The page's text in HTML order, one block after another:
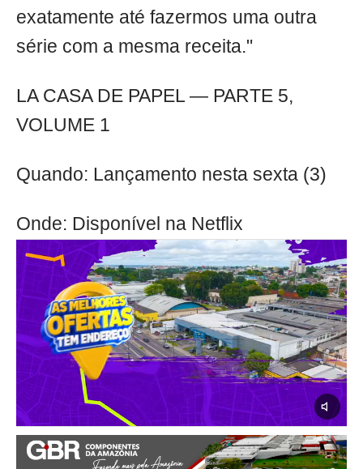
exatamente até fazermos uma outra
série com a mesma receita."
LA CASA DE PAPEL — PARTE 5,
VOLUME 1
Quando: Lançamento nesta sexta (3)
Onde: Disponível na Netflix